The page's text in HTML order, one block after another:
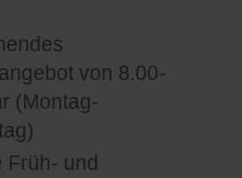
von 8.00-
(Montag-
Früh- und